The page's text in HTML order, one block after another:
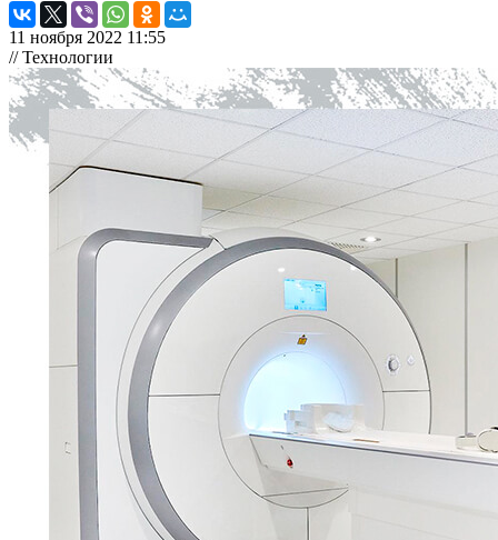
11 ноября 2022 11:55
// Технологии